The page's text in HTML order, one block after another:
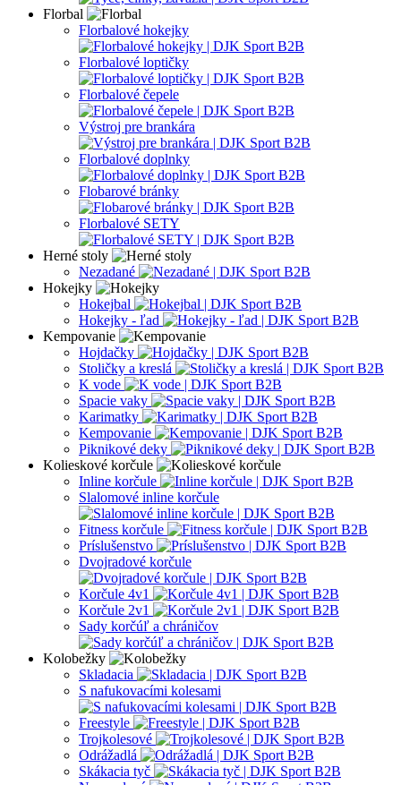
Florbal
Florbalové hokejky
Florbalové loptičky
Florbalové čepele
Výstroj pre brankára
Florbalové doplnky
Flobarové bránky
Florbalové SETY
Herné stoly
Nezadané
Hokejky
Hokejbal
Hokejky - ľad
Kempovanie
Hojdačky
Stoličky a kreslá
K vode
Spacie vaky
Karimatky
Kempovanie
Piknikové deky
Kolieskové korčule
Inline korčule
Slalomové inline korčule
Fitness korčule
Príslušenstvo
Dvojradové korčule
Korčule 4v1
Korčule 2v1
Sady korčúľ a chráničov
Kolobežky
Skladacia
S nafukovacími kolesami
Freestyle
Trojkolesové
Odrážadlá
Skákacia tyč